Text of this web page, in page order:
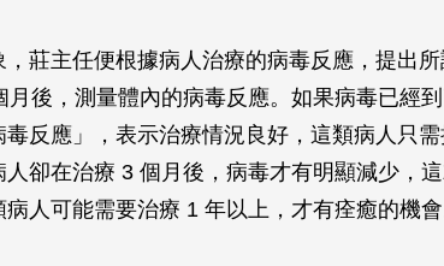
莊主任便根據病人治療的病毒反應，提出所
月後，測量體內的病毒反應。如果病毒已經
毒反應」，表示治療情況良好，這類病人只
卻在治療 3 個月後，病毒才有明顯減少，
人可能需要治療 1 年以上，才有痊癒的機會